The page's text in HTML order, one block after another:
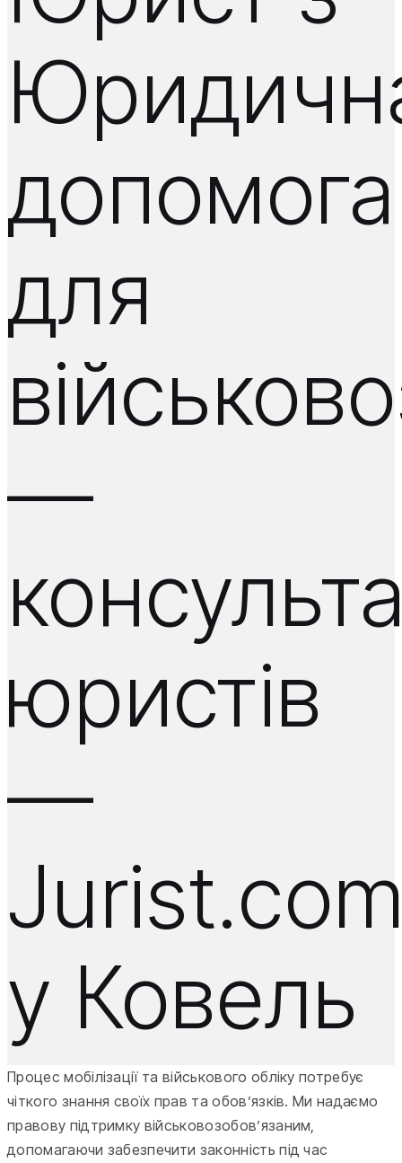
допомога
для
—
юристів
—
у Ковель
Процес мобілізації та військового обліку потребує
чіткого знання своїх прав та обов’язків. Ми надаємо
правову підтримку військовозобов’язаним,
допомагаючи забезпечити законність під час